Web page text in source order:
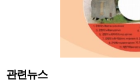
관련뉴스